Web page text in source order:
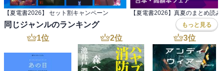
それと、安史の乱でとんでもなく人が死んでいる事に驚きまし
た！！！
【夏電書2026】 セット割キャンペーン
同じジャンルのランキング もっと見る
1位 2位 3位